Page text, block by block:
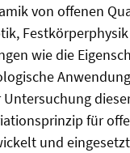
von offenen
wie die
für
und